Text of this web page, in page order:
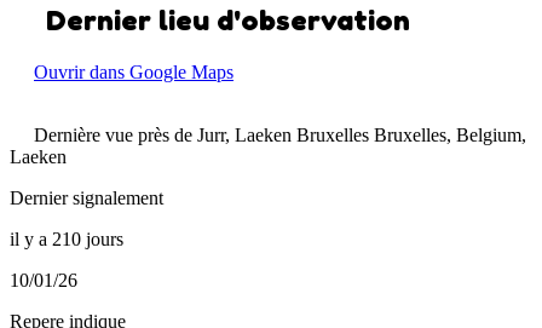
Dernier lieu d'observation
Ouvrir dans Google Maps
Dernière vue près de Jurr, Laeken Bruxelles Bruxelles, Belgium,
Laeken
Dernier signalement
il y a 210 jours
10/01/26
Repere indique